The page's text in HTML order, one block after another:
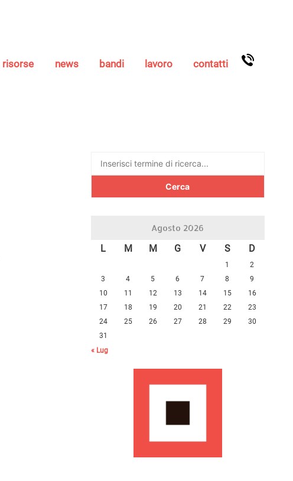
risorse news bandi lavoro contatti
Ricerca
Agosto 2026
L M M G V S D
1
2
3
4 5 6 7 8
9
10
11 12 13 14 15
16
17
18 19 20 21 22
23
24
25 26 27 28 29
30
31
« Lug